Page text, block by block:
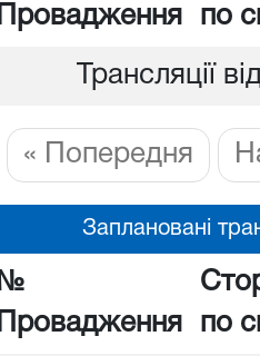
Провадження
по
Трансляції
« Попередня
Заплановані
№
Провадження
по